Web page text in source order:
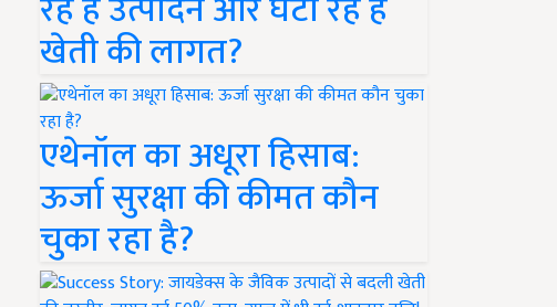
खेती की लागत?
एथेनॉल का अधूरा हिसाब:
ऊर्जा सुरक्षा की कीमत कौन
चुका रहा है?